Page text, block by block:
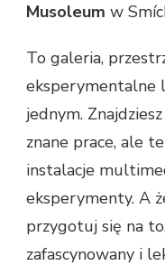
Musoleum w
To galeria,
eksperymentalne
jednym.
znane prace, ale
instalacje
eksperymenty. A
przygotuj się na
zafascynowany i